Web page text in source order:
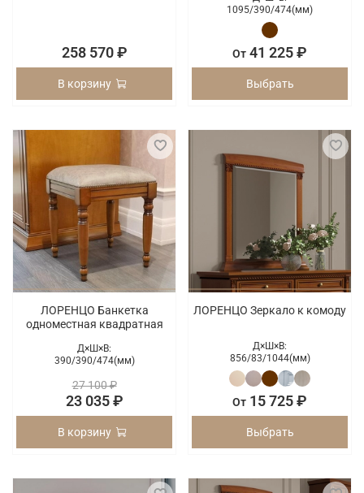
258 570 ₽
В корзину
1095/390/474(мм)
От 41 225 ₽
Выбрать
ЛОРЕНЦО Банкетка
одноместная квадратная
Д×Ш×В:
390/390/474(мм)
27 100 ₽
23 035 ₽
В корзину
ЛОРЕНЦО Зеркало к комоду
Д×Ш×В:
856/83/1044(мм)
От 15 725 ₽
Выбрать